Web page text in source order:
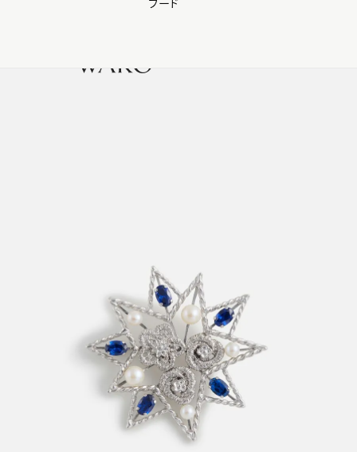
【会員様限定】夏のプレゼントキャンペーン開催中
フード